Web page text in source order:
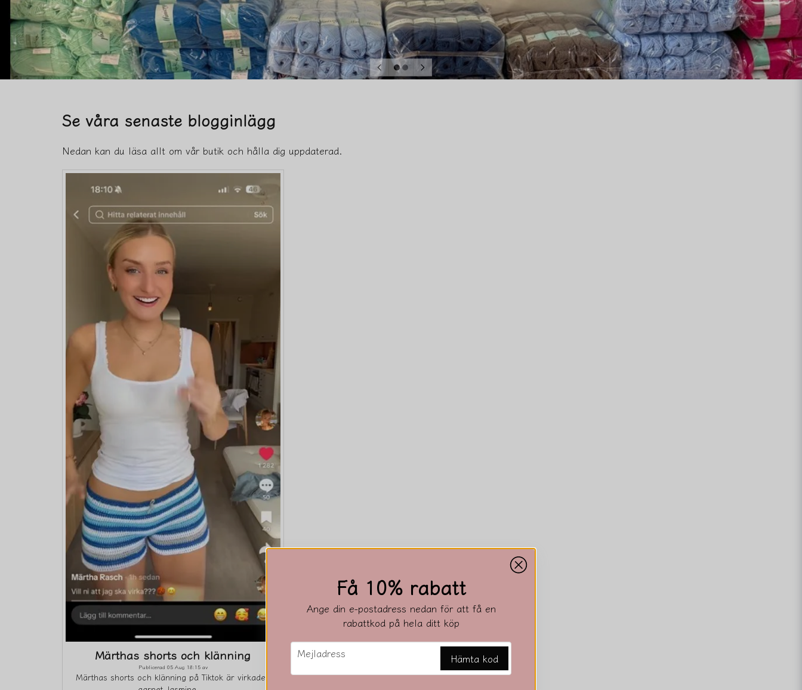
Se våra senaste blogginlägg
Nedan kan du läsa allt om vår butik och hålla dig uppdaterad.
Märthas shorts och klänning
Publicerad 05 Aug 18:15 av
Märthas shorts och klänning på Tiktok är virkade i
Få 10% rabatt
Ange din e-postadress nedan för att få en
rabattkod på hela ditt köp
email
Mejladress Hämta kod